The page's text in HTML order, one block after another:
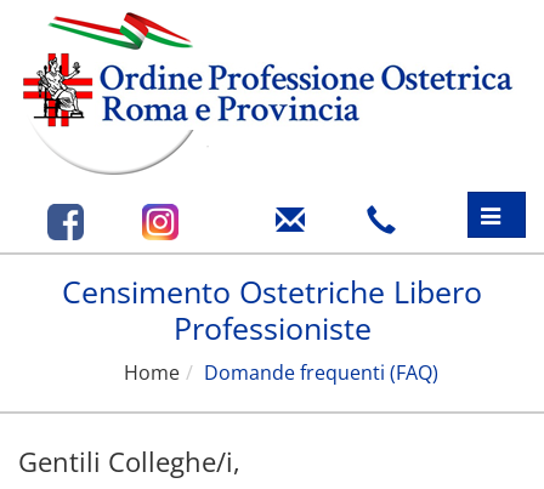
Toggle
Censimento Ostetriche Libero
Professioniste
Home Domande frequenti (FAQ)
Gentili Colleghe/i,